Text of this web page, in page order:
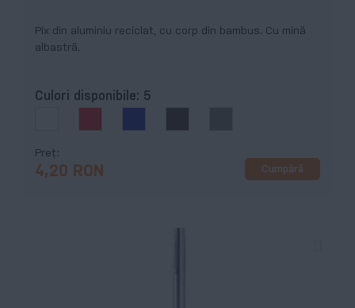
Pix din aluminiu reciclat, cu corp din bambus. Cu mină
albastră.
Culori disponibile: 5
Preț
4,20 RON Cumpără